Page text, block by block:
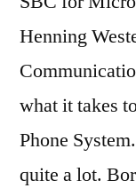
Henning
what it takes
Phone
quite a lot.